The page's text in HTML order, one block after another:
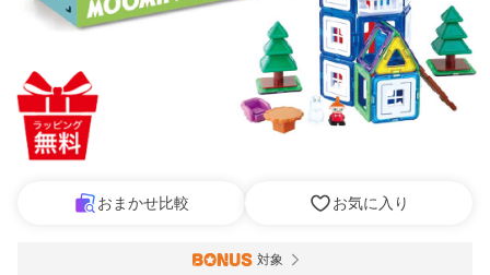
おまかせ比較 お気に入り
対象